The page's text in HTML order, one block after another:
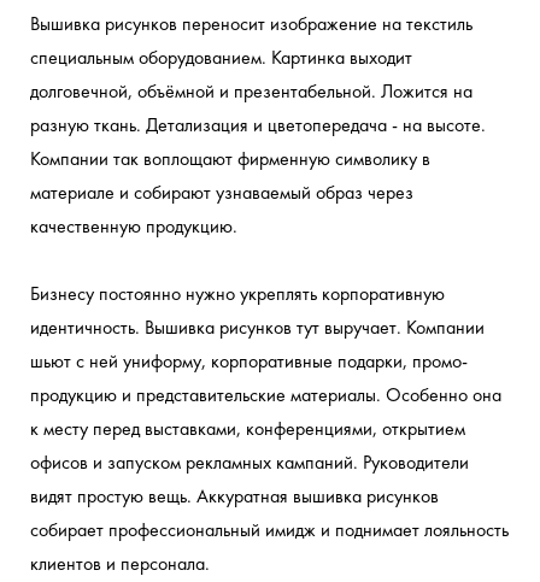
Вышивка рисунков переносит изображение на текстиль
специальным оборудованием. Картинка выходит
долговечной, объёмной и презентабельной. Ложится на
разную ткань. Детализация и цветопередача - на высоте.
Компании так воплощают фирменную символику в
материале и собирают узнаваемый образ через
качественную продукцию.
Бизнесу постоянно нужно укреплять корпоративную
идентичность. Вышивка рисунков тут выручает. Компании
шьют с ней униформу, корпоративные подарки, промо-
продукцию и представительские материалы. Особенно она
к месту перед выставками, конференциями, открытием
офисов и запуском рекламных кампаний. Руководители
видят простую вещь. Аккуратная вышивка рисунков
собирает профессиональный имидж и поднимает лояльность
клиентов и персонала.